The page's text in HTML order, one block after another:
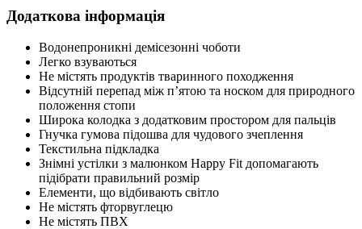
Додаткова інформація
Водонепроникні демісезонні чоботи
Легко взуваються
Не містять продуктів тваринного походження
Відсутній перепад між п’ятою та носком для природного
положення стопи
Широка колодка з додатковим простором для пальців
Гнучка гумова підошва для чудового зчеплення
Текстильна підкладка
Знімні устілки з малюнком Happy Fit допомагають
підібрати правильний розмір
Елементи, що відбивають світло
Не містять фторвуглецю
Не містять ПВХ